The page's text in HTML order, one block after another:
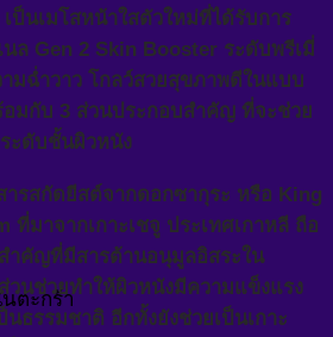
ตะกร้า
ป็นเมโสหน้าใสตัวใหม่ที่ได้รับการ
ล Gen 2 Skin Booster ระดับพรีเมี่
มฉ่ำวาว โกลว์สวยสุขภาพดีในแบบ
มกับ 3 ส่วนประกอบสำคัญ ที่จะช่วย
ะดับชั้นผิวหนัง
ารสกัดยีสต์จากดอกซากุระ หรือ King
ที่มาจากเกาะเชจู ประเทศเกาหลี ถือ
ำคัญที่มีสารต้านอนุมูลอิสระใน
นช่วยทำให้ผิวหนังมีความแข็งแรง
นธรรมชาติ อีกทั้งยังช่วยเป็นเกาะ